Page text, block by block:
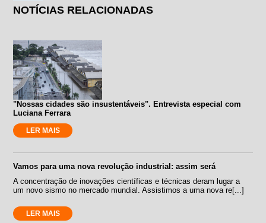
NOTÍCIAS RELACIONADAS
"Nossas cidades são insustentáveis". Entrevista especial com
Luciana Ferrara
LER MAIS
Vamos para uma nova revolução industrial: assim será
A concentração de inovações científicas e técnicas deram lugar a
um novo sismo no mercado mundial. Assistimos a uma nova re[...]
LER MAIS